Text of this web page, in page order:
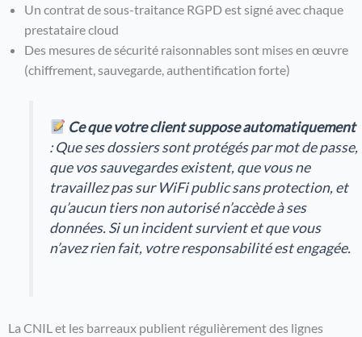
Un contrat de sous-traitance RGPD est signé avec chaque
prestataire cloud
Des mesures de sécurité raisonnables sont mises en œuvre
(chiffrement, sauvegarde, authentification forte)
Ce que votre client suppose automatiquement
: Que ses dossiers sont protégés par mot de passe,
que vos sauvegardes existent, que vous ne
travaillez pas sur WiFi public sans protection, et
qu’aucun tiers non autorisé n’accède à ses
données. Si un incident survient et que vous
n’avez rien fait, votre responsabilité est engagée.
La CNIL et les barreaux publient régulièrement des lignes